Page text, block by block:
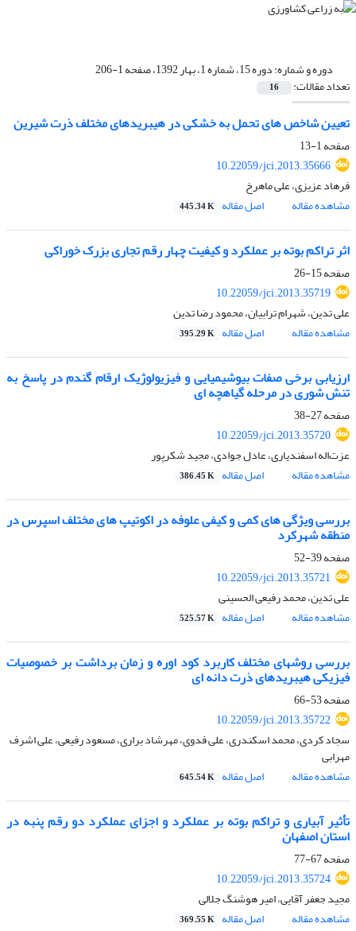
دوره و شماره:دوره 15، شماره 1، بهار 1392، صفحه 1-206
تعداد مقالات: 16
تعیین شاخص های تحمل به خشکی در هیبریدهای مختلف ذرت شیرین
صفحه1-13
10.22059/jci.2013.35666
فرهاد عزیزی، علی ماهرخ
مشاهده مقاله
اصل مقاله 445.34 K
اثر تراکم بوته بر عملکرد و کیفیت چهار رقم تجاری بزرک خوراکی
صفحه15-26
10.22059/jci.2013.35719
علی تدین، شهرام ترابیان، محمود رضا تدین
مشاهده مقاله
اصل مقاله 395.29 K
ارزیابی برخی صفات بیوشیمیایی و فیزیولوژیک ارقام گندم در پاسخ به
تنش شوری در مرحله گیاهچه ای
صفحه27-38
10.22059/jci.2013.35720
عزت‌اله اسفندیاری، عادل جوادی، مجید شکرپور
مشاهده مقاله
اصل مقاله 386.45 K
بررسی ویژگی های کمی و کیفی علوفه در اکوتیپ های مختلف اسپرس در
منطقه شهرکرد
صفحه39-52
10.22059/jci.2013.35721
علی تدین، محمد رفیعی الحسینی
مشاهده مقاله
اصل مقاله 525.57 K
بررسی روشهای مختلف کاربرد کود اوره و زمان برداشت بر خصوصیات
فیزیکی هیبریدهای ذرت دانه ای
صفحه53-66
10.22059/jci.2013.35722
سجاد کردی، محمد اسکندری، علی فدوی، مهرشاد براری، مسعود رفیعی، علی اشرف
مهرابی
مشاهده مقاله
اصل مقاله 645.54 K
تأثیر آبیاری و تراکم بوته بر عملکرد و اجزای عملکرد دو رقم پنبه در
استان اصفهان
صفحه67-77
10.22059/jci.2013.35724
مجید جعفر آقایی، امیر هوشنگ جلالی
مشاهده مقاله
اصل مقاله 369.55 K